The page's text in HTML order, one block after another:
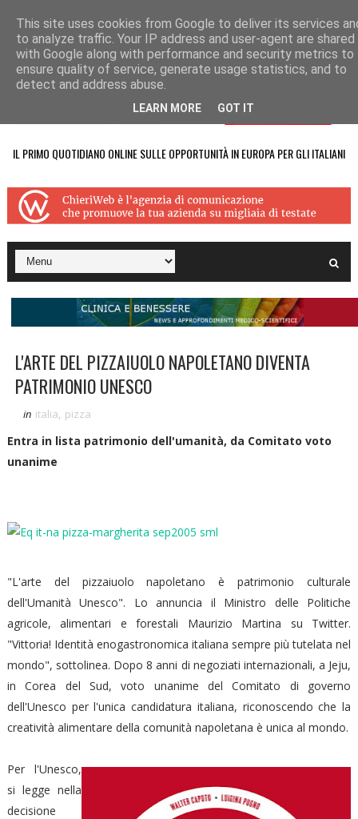
IL PRIMO QUOTIDIANO ONLINE SULLE OPPORTUNITÀ IN EUROPA PER GLI ITALIANI
L'ARTE DEL PIZZAIUOLO NAPOLETANO DIVENTA
PATRIMONIO UNESCO
in italia pizza
Entra in lista patrimonio dell'umanità, da Comitato voto
unanime
"L'arte del pizzaiuolo napoletano è patrimonio culturale
dell'Umanità Unesco". Lo annuncia il Ministro delle Politiche
agricole, alimentari e forestali Maurizio Martina su Twitter.
"Vittoria! Identità enogastronomica italiana sempre più tutelata nel
mondo", sottolinea. Dopo 8 anni di negoziati internazionali, a Jeju,
in Corea del Sud, voto unanime del Comitato di governo
dell'Unesco per l'unica candidatura italiana, riconoscendo che la
creatività alimentare della comunità napoletana è unica al mondo.
Per l'Unesco,
si legge nella
decisione
This site uses cookies from Google to deliver its services
to analyze traffic. Your IP address and user-agent are shared
with Google along with performance and security metrics to
ensure quality of service, generate usage statistics, and to
detect and address abuse.
LEARN MORE GOT IT